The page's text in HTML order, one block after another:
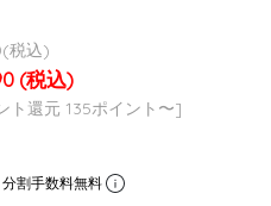
(税込)
(税込)
ト還元 135ポイント〜]
割手数料無料